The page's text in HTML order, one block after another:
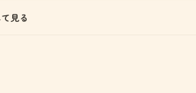
見る